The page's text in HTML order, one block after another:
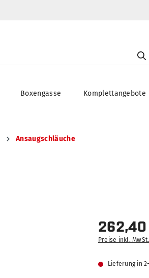
Boxengasse Komplettangebote
Ansaugschläuche
Preise inkl.
Lieferung in